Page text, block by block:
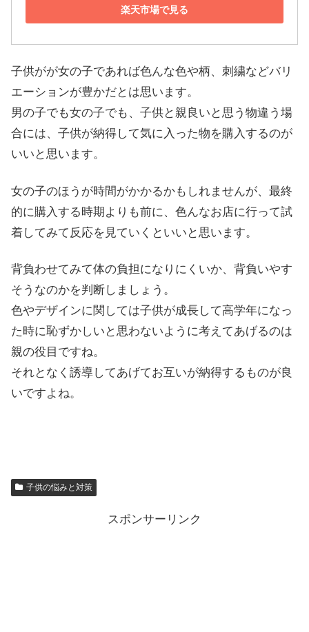
楽天市場で見る
子供がが女の子であれば色んな色や柄、刺繍などバリ
エーションが豊かだとは思います。
男の子でも女の子でも、子供と親良いと思う物違う場
合には、子供が納得して気に入った物を購入するのが
いいと思います。
女の子のほうが時間がかかるかもしれませんが、最終
的に購入する時期よりも前に、色んなお店に行って試
着してみて反応を見ていくといいと思います。
背負わせてみて体の負担になりにくいか、背負いやす
そうなのかを判断しましょう。
色やデザインに関しては子供が成長して高学年になっ
た時に恥ずかしいと思わないように考えてあげるのは
親の役目ですね。
それとなく誘導してあげてお互いが納得するものが良
いですよね。
子供の悩みと対策
スポンサーリンク